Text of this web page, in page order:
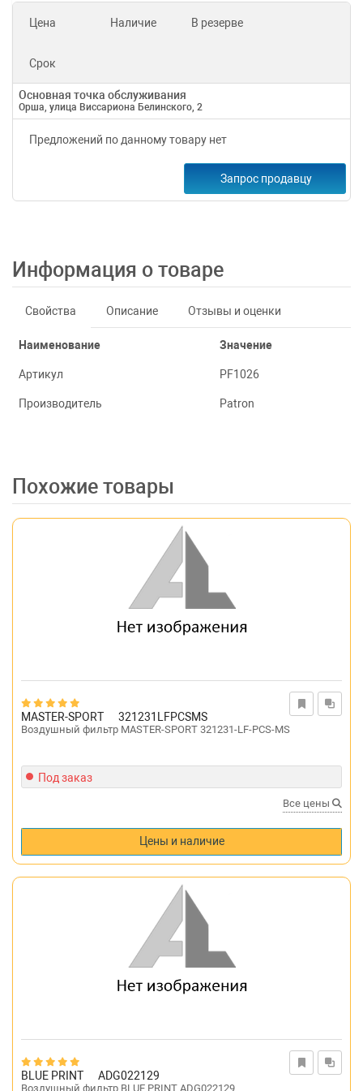
Цена Наличие В резерве
Срок
Основная точка обслуживания
Орша, улица Виссариона Белинского, 2
Предложений по данному товару нет
Запрос продавцу
Информация о товаре
Свойства Описание Отзывы и оценки
Наименование Значение
Артикул PF1026
Производитель Patron
Похожие товары
MASTER-SPORT 321231LFPCSMS
Воздушный фильтр MASTER-SPORT 321231-LF-PCS-MS
Под заказ
Все цены
Цены и наличие
BLUE PRINT ADG022129
Воздушный фильтр BLUE PRINT ADG022129